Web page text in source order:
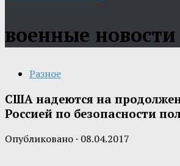
военные новости
Разное
США надеются на
Россией по безопасности
Опубликовано · 08.04.2017